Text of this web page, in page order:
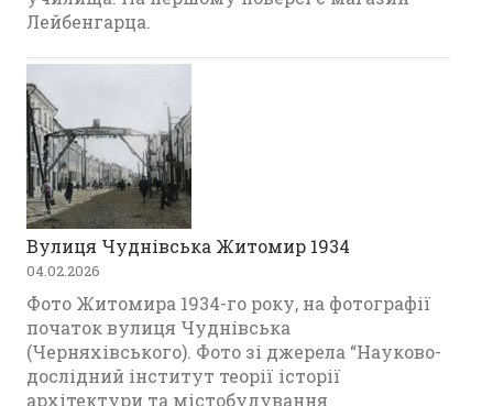
Лейбенгарца.
Вулиця Чуднівська Житомир 1934
04.02.2026
Фото Житомира 1934-го року, на фотографії
початок вулиця Чуднівська
(Черняхівського). Фото зі джерела “Науково-
дослідний інститут теорії історії
архітектури та містобудування